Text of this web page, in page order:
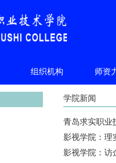
组织机构 师资
学院新闻
青岛求实职业
影视学院：理
影视学院：访